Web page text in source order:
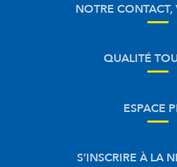
NOTRE CONTACT,
QUALITÉ
ESPACE
S’INSCRIRE À LA